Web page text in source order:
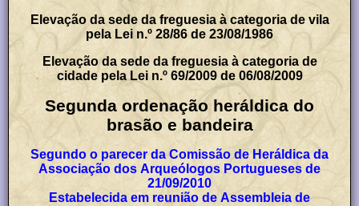
Elevação da sede da freguesia à categoria de vila
pela Lei n.º 28/86 de 23/08/1986
Elevação da sede da freguesia à categoria de
cidade pela Lei n.º 69/2009 de 06/08/2009
Segunda ordenação heráldica do
brasão e bandeira
Segundo o parecer da Comissão de Heráldica da
Associação dos Arqueólogos Portugueses de
21/09/2010
Estabelecida em reunião de Assembleia de